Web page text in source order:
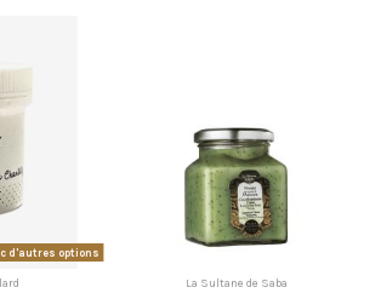
d'autres options
La Sultane de Saba